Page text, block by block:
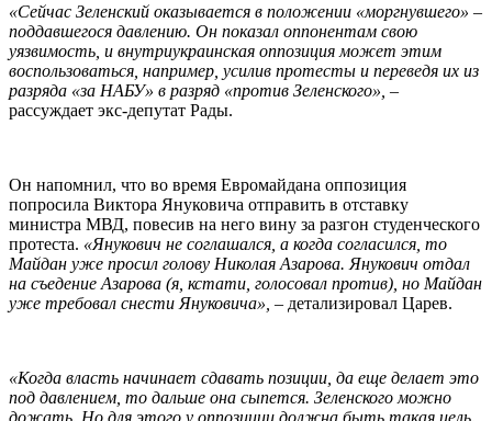
«Сейчас Зеленский оказывается в положении «моргнувшего» –
поддавшегося давлению. Он показал оппонентам свою
уязвимость, и внутриукраинская оппозиция может этим
воспользоваться, например, усилив протесты и переведя их из
разряда «за НАБУ» в разряд «против Зеленского», –
рассуждает экс-депутат Рады.
Он напомнил, что во время Евромайдана оппозиция
попросила Виктора Януковича отправить в отставку
министра МВД, повесив на него вину за разгон студенческого
протеста. «Янукович не соглашался, а когда согласился, то
Майдан уже просил голову Николая Азарова. Янукович отдал
на съедение Азарова (я, кстати, голосовал против), но Майдан
уже требовал снести Януковича», – детализировал Царев.
«Когда власть начинает сдавать позиции, да еще делает это
под давлением, то дальше она сыпется. Зеленского можно
дожать. Но для этого у оппозиции должна быть такая цель.